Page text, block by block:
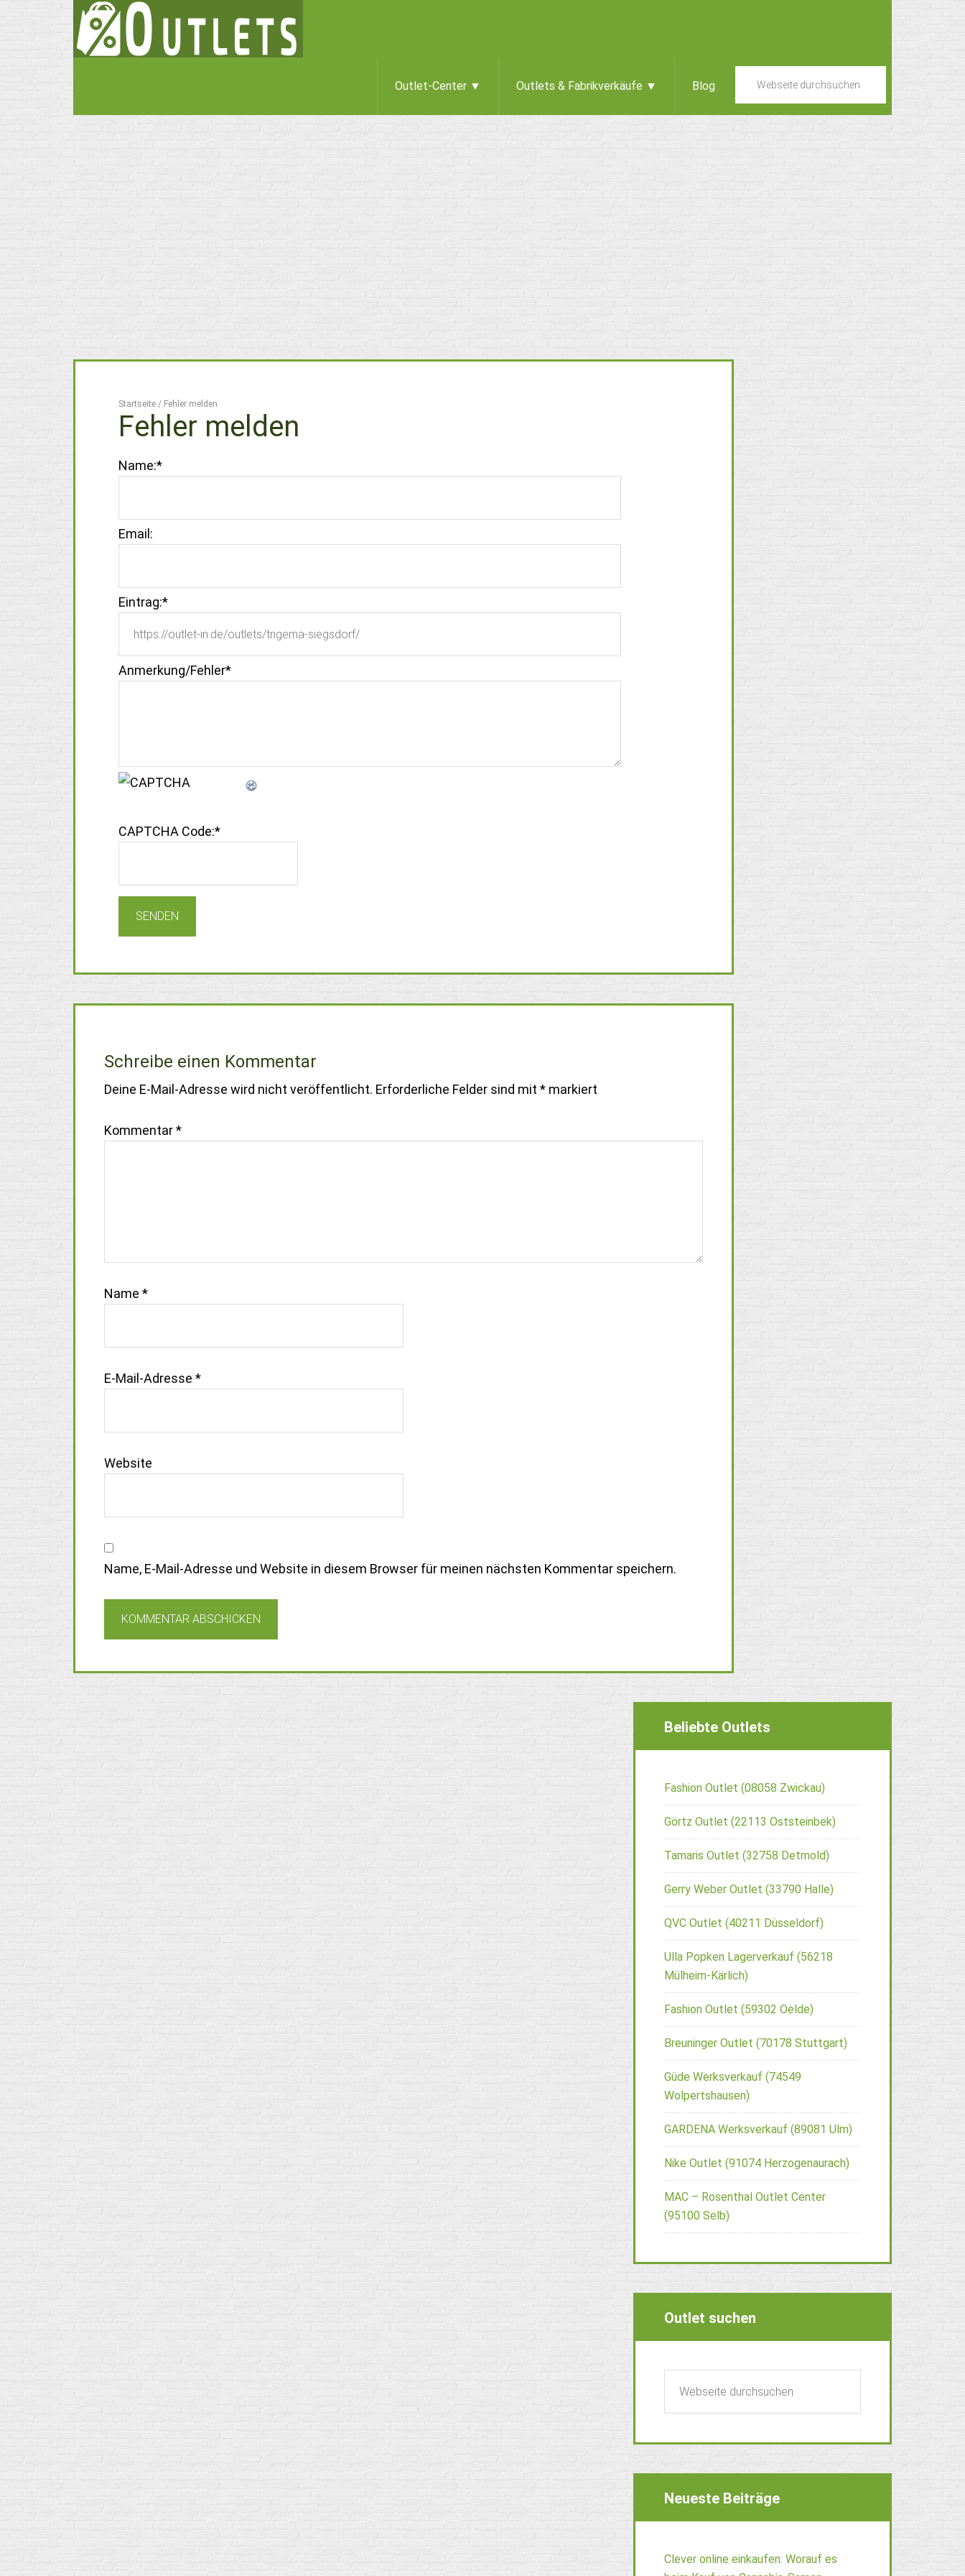
Outlet-Center ▼ Outlets & Fabrikverkäufe ▼ Blog
Startseite / Fehler melden
Fehler melden
Name:*
Email:
Eintrag:*
Anmerkung/Fehler*
CAPTCHA Code:*
Schreibe einen Kommentar
Deine E-Mail-Adresse wird nicht veröffentlicht. Erforderliche Felder sind mit * markiert
Kommentar*
Name *
E-Mail-Adresse *
Website
Name, E-Mail-Adresse und Website in diesem Browser für meinen nächsten Kommentar speichern.
Beliebte Outlets
Fashion Outlet (08058 Zwickau)
Görtz Outlet (22113 Oststeinbek)
Tamaris Outlet (32758 Detmold)
Gerry Weber Outlet (33790 Halle)
QVC Outlet (40211 Düsseldorf)
Ulla Popken Lagerverkauf (56218
Mülheim-Kärlich)
Fashion Outlet (59302 Oelde)
Breuninger Outlet (70178 Stuttgart)
Güde Werksverkauf (74549
Wolpertshausen)
GARDENA Werksverkauf (89081 Ulm)
Nike Outlet (91074 Herzogenaurach)
MAC – Rosenthal Outlet Center
(95100 Selb)
Outlet suchen
Neueste Beiträge
Clever online einkaufen: Worauf es